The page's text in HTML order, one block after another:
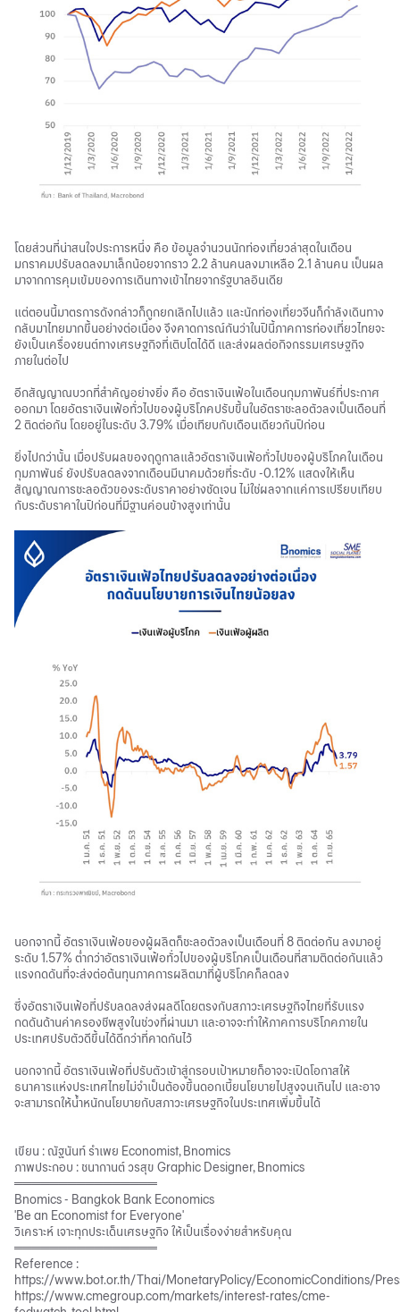
โดยส่วนที่น่าสนใจประการหนึ่ง คือ ข้อมูลจำนวนนักท่องเที่ยวล่าสุดในเดือน
มกราคมปรับลดลงมาเล็กน้อยจากราว 2.2 ล้านคนลงมาเหลือ 2.1 ล้านคน เป็นผล
มาจากการคุมเข้มของการเดินทางเข้าไทยจากรัฐบาลอินเดีย
แต่ตอนนี้มาตรการดังกล่าวก็ถูกยกเลิกไปแล้ว และนักท่องเที่ยวจีนก็กำลังเดินทาง
กลับมาไทยมากขึ้นอย่างต่อเนื่อง จึงคาดการณ์กันว่าในปีนี้ภาคการท่องเที่ยวไทยจะ
ยังเป็นเครื่องยนต์ทางเศรษฐกิจที่เติบโตได้ดี และส่งผลต่อกิจกรรมเศรษฐกิจ
ภายในต่อไป
อีกสัญญาณบวกที่สำคัญอย่างยิ่ง คือ อัตราเงินเฟ้อในเดือนกุมภาพันธ์ที่ประกาศ
ออกมา โดยอัตราเงินเฟ้อทั่วไปของผู้บริโภคปรับขึ้นในอัตราชะลอตัวลงเป็นเดือนที่
2 ติดต่อกัน โดยอยู่ในระดับ 3.79% เมื่อเทียบกับเดือนเดียวกันปีก่อน
ยิ่งไปกว่านั้น เมื่อปรับผลของฤดูกาลแล้วอัตราเงินเฟ้อทั่วไปของผู้บริโภคในเดือน
กุมภาพันธ์ ยังปรับลดลงจากเดือนมีนาคมด้วยที่ระดับ -0.12% แสดงให้เห็น
สัญญาณการชะลอตัวของระดับราคาอย่างชัดเจน ไม่ใช่ผลจากแค่การเปรียบเทียบ
กับระดับราคาในปีก่อนที่มีฐานค่อนข้างสูงเท่านั้น
นอกจากนี้ อัตราเงินเฟ้อของผู้ผลิตก็ชะลอตัวลงเป็นเดือนที่ 8 ติดต่อกัน ลงมาอยู่
ระดับ 1.57% ต่ำกว่าอัตราเงินเฟ้อทั่วไปของผู้บริโภคเป็นเดือนที่สามติดต่อกันแล้ว
แรงกดดันที่จะส่งต่อต้นทุนภาคการผลิตมาที่ผู้บริโภคก็ลดลง
ซึ่งอัตราเงินเฟ้อที่ปรับลดลงส่งผลดีโดยตรงกับสภาวะเศรษฐกิจไทยที่รับแรง
กดดันด้านค่าครองชีพสูงในช่วงที่ผ่านมา และอาจจะทำให้ภาคการบริโภคภายใน
ประเทศปรับตัวดีขึ้นได้ดีกว่าที่คาดกันไว้
นอกจากนี้ อัตราเงินเฟ้อที่ปรับตัวเข้าสู่กรอบเป้าหมายก็อาจจะเปิดโอกาสให้
ธนาคารแห่งประเทศไทยไม่จำเป็นต้องขึ้นดอกเบี้ยนโยบายไปสูงจนเกินไป และอาจ
จะสามารถให้น้ำหนักนโยบายกับสภาวะเศรษฐกิจในประเทศเพิ่มขึ้นได้
เขียน : ณัฐนันท์ รำเพย Economist, Bnomics
ภาพประกอบ : ชนากานต์ วรสุข Graphic Designer, Bnomics
════════════════
Bnomics - Bangkok Bank Economics
'Be an Economist for Everyone'
วิเคราะห์ เจาะทุกประเด็นเศรษฐกิจ ให้เป็นเรื่องง่ายสำหรับคุณ
════════════════
Reference :
https://www.bot.or.th/Thai/MonetaryPolicy/EconomicConditions/
https://www.cmegroup.com/markets/interest-rates/cme-